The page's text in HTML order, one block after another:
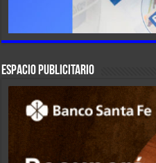
ESPACIO PUBLICITARIO